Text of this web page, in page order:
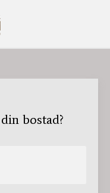
bostad?